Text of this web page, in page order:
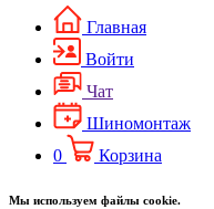
Главная
Войти
Чат
Шиномонтаж
0
Корзина
Мы используем файлы cookie.